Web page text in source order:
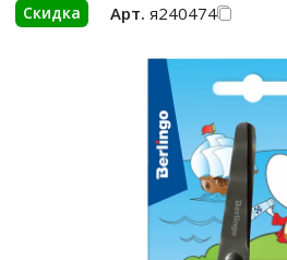
Скидка Арт. я240474